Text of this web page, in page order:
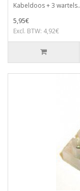
Kabeldoos + 3 wartels..
5,95€
Excl. BTW: 4,92€